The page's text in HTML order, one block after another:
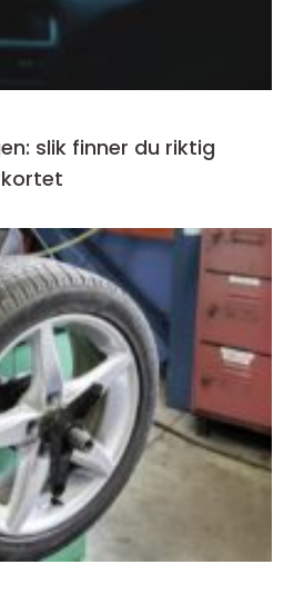
slik finner du riktig